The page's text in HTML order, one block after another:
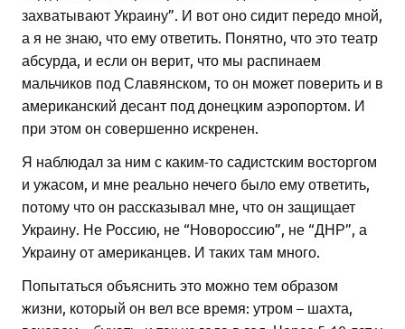
захватывают Украину”. И вот оно сидит передо мной,
а я не знаю, что ему ответить. Понятно, что это театр
абсурда, и если он верит, что мы распинаем
мальчиков под Славянском, то он может поверить и в
американский десант под донецким аэропортом. И
при этом он совершенно искренен.
Я наблюдал за ним с каким-то садистским восторгом
и ужасом, и мне реально нечего было ему ответить,
потому что он рассказывал мне, что он защищает
Украину. Не Россию, не “Новороссию”, не “ДНР”, а
Украину от американцев. И таких там много.
Попытаться объяснить это можно тем образом
жизни, который он вел все время: утром – шахта,